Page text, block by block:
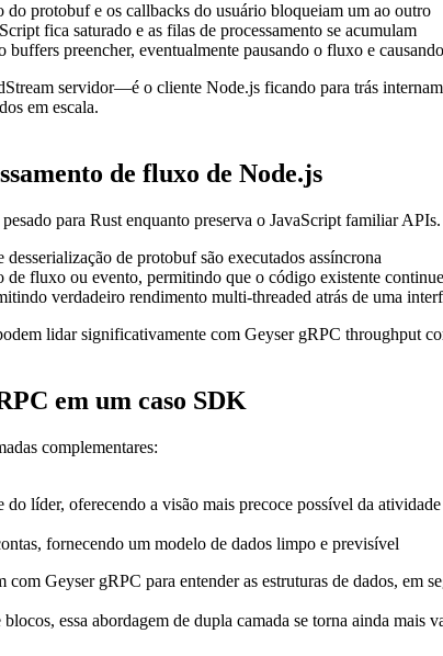
protobuf e os callbacks do usuário bloqueiam um ao outro
fica saturado e as filas de processamento se acumulam
preencher, eventualmente pausando o fluxo e
servidor—é o cliente Node.js ficando para trás
em escala.
de fluxo de Node.js
para Rust enquanto preserva o JavaScript familiar APIs.
de protobuf são executados assíncrona
de fluxo ou evento, permitindo que o código existente
verdadeiro rendimento multi-threaded atrás de uma
lidar significativamente com Geyser gRPC throughput
em um caso SDK
complementares:
líder, oferecendo a visão mais precoce possível da atividade
fornecendo um modelo de dados limpo e previsível
Geyser gRPC para entender as estruturas de dados, em
essa abordagem de dupla camada se torna ainda mais